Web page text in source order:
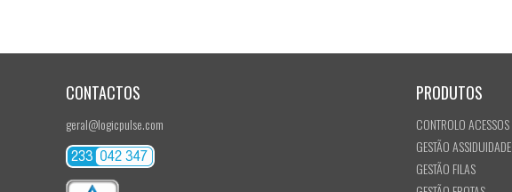
CONTACTOS
geral@logicpulse.com
PRODUTOS
CONTROLO ACESSOS
GESTÃO ASSIDUIDADE
GESTÃO FILAS